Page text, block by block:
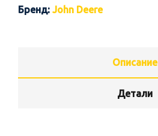
Бренд: John Deere
Описание
Детали